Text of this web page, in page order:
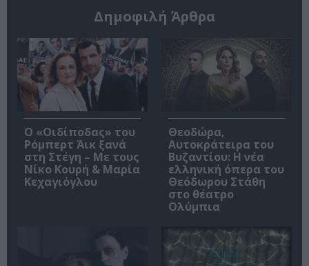
Δημοφιλή Άρθρα
O «Οιδίποδας» του
Ρόμπερτ Άικ ξανά
στη Στέγη – Με τους
Νίκο Κουρή & Μαρία
Κεχαγιόγλου
Θεοδώρα,
Αυτοκράτειρα του
Βυζαντίου: Η νέα
ελληνική όπερα του
Θεόδωρου Στάθη
στο θέατρο
Ολύμπια